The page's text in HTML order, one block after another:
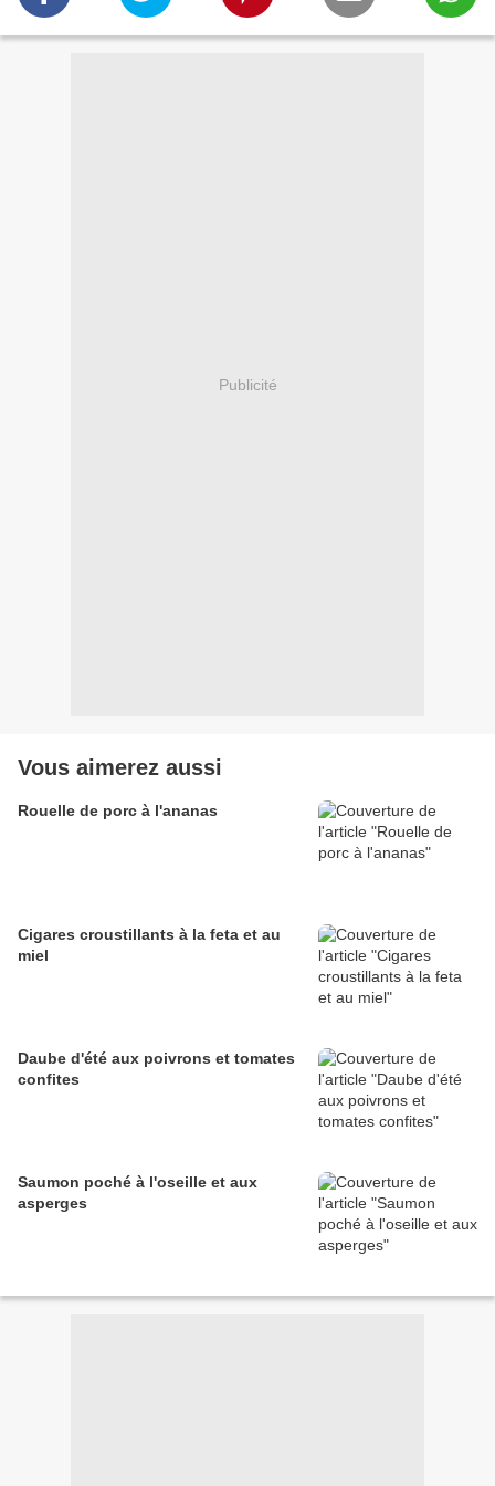
Publicité
Vous aimerez aussi
Rouelle de porc à l'ananas
Cigares croustillants à la feta et au
miel
Daube d'été aux poivrons et tomates
confites
Saumon poché à l'oseille et aux
asperges